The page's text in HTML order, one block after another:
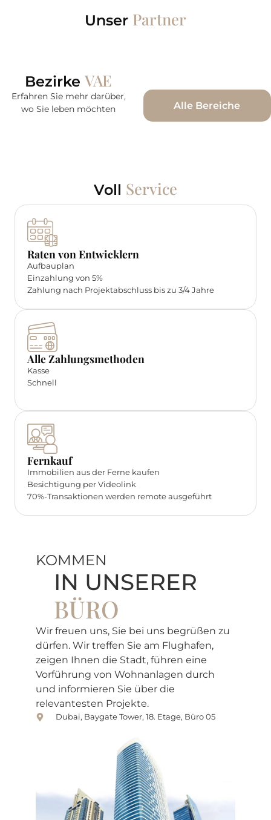
Unser Partner
BezirkeVAE
Erfahren Sie mehr darüber,
wo Sie leben möchten
Alle Bereiche
Voll Service
Raten von Entwicklern
Aufbauplan
Einzahlung von 5%
Zahlung nach Projektabschluss bis zu 3/4 Jahre
Alle Zahlungsmethoden
Kasse
Schnell
Fernkauf
Immobilien aus der Ferne kaufen
Besichtigung per Videolink
70%-Transaktionen werden remote ausgeführt
KOMMEN
IN UNSERER
BÜRO
Wir freuen uns, Sie bei uns begrüßen zu
dürfen. Wir treffen Sie am Flughafen,
zeigen Ihnen die Stadt, führen eine
Vorführung von Wohnanlagen durch
und informieren Sie über die
relevantesten Projekte.
Dubai, Baygate Tower, 18. Etage, Büro 05